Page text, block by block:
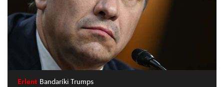
Erlent Bandaríki Trumps